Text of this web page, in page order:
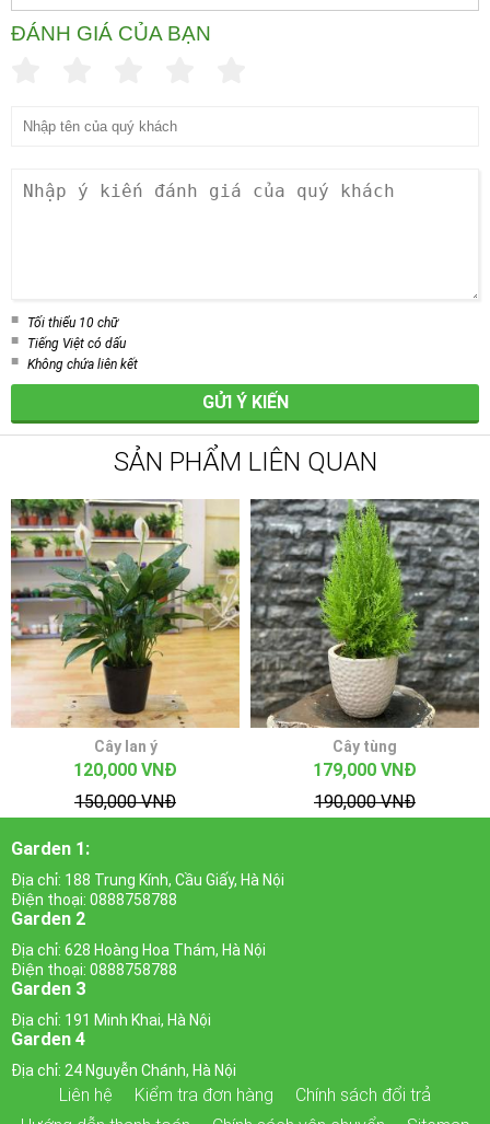
ĐÁNH GIÁ CỦA BẠN
Tối thiểu 10 chữ
Tiếng Việt có dấu
Không chứa liên kết
GỬI Ý KIẾN
SẢN PHẨM LIÊN QUAN
Cây lan ý
120,000 VNĐ
150,000 VNĐ
Cây tùng
179,000 VNĐ
190,000 VNĐ
Garden 1:
Địa chỉ: 188 Trung Kính, Cầu Giấy, Hà Nội
Điện thoại: 0888758788
Garden 2
Địa chỉ: 628 Hoàng Hoa Thám, Hà Nội
Điện thoại: 0888758788
Garden 3
Địa chỉ: 191 Minh Khai, Hà Nội
Garden 4
Địa chỉ: 24 Nguyễn Chánh, Hà Nội
Liên hệ Kiểm tra đơn hàng
Chính sách đổi trả